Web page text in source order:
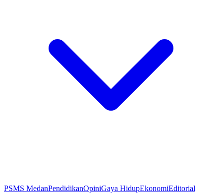
PSMS MedanPendidikanOpiniGaya HidupEkonomiEditorial